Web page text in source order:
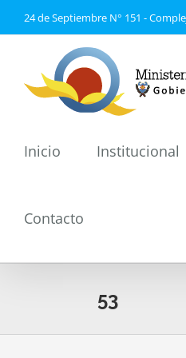
al
24 de Septiembre N° 151 -
Inicio Institucional
Contacto
53